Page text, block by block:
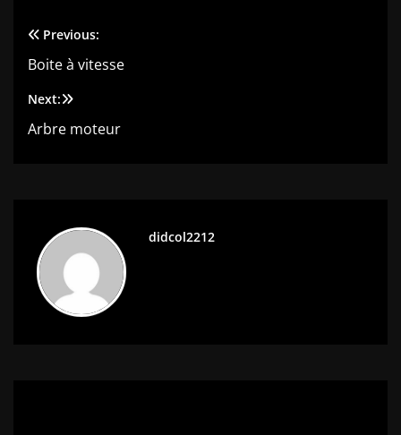
Navigation
de
l’article
Previous:
Boite à vitesse
Next:
Arbre moteur
didcol2212